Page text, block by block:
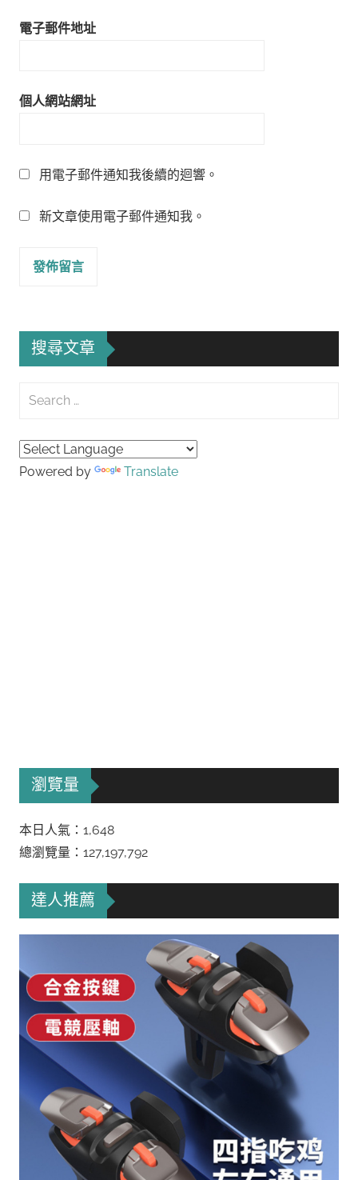
電子郵件地址
個人網站網址
用電子郵件通知我後續的迴響。
新文章使用電子郵件通知我。
搜尋文章
Search
Powered by Translate
瀏覽量
本日人氣：1,648
總瀏覽量：127,197,792
達人推薦